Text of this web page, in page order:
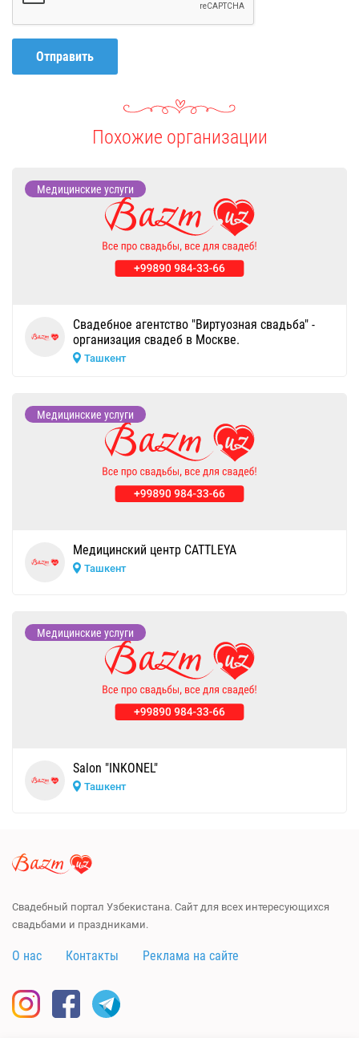
Отправить
Похожие организации
Медицинские услуги
Свадебное агентство "Виртуозная свадьба" -
организация свадеб в Москве.
Ташкент
Медицинские услуги
Медицинский центр CATTLEYA
Ташкент
Медицинские услуги
Salon "INKONEL"
Ташкент
Свадебный портал Узбекистана. Сайт для всех интересующихся
свадьбами и праздниками.
О нас Контакты Реклама на сайте